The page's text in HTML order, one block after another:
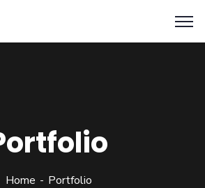
Home Portfolio